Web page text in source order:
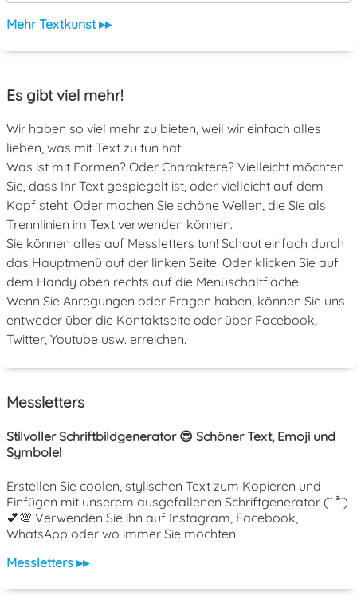
Mehr Textkunst ▸▸
Es gibt viel mehr!
Wir haben so viel mehr zu bieten, weil wir einfach alles
lieben, was mit Text zu tun hat!
Was ist mit Formen? Oder Charaktere? Vielleicht möchten
Sie, dass Ihr Text gespiegelt ist, oder vielleicht auf dem
Kopf steht! Oder machen Sie schöne Wellen, die Sie als
Trennlinien im Text verwenden können.
Sie können alles auf Messletters tun! Schaut einfach durch
das Hauptmenü auf der linken Seite. Oder klicken Sie auf
dem Handy oben rechts auf die Menüschaltfläche.
Wenn Sie Anregungen oder Fragen haben, können Sie uns
entweder über die Kontaktseite oder über Facebook,
Twitter, Youtube usw. erreichen.
Messletters
Stilvoller Schriftbildgenerator 😍 Schöner Text, Emoji und
Symbole!
Erstellen Sie coolen, stylischen Text zum Kopieren und
Einfügen mit unserem ausgefallenen Schriftgenerator (˘ ³˘)
💕💯 Verwenden Sie ihn auf Instagram, Facebook,
WhatsApp oder wo immer Sie möchten!
Messletters ▸▸